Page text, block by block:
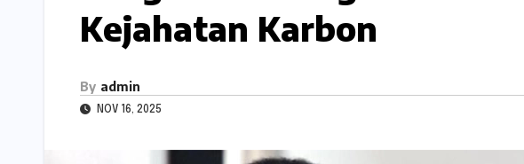
Kejahatan Karbon
By admin
NOV 16, 2025